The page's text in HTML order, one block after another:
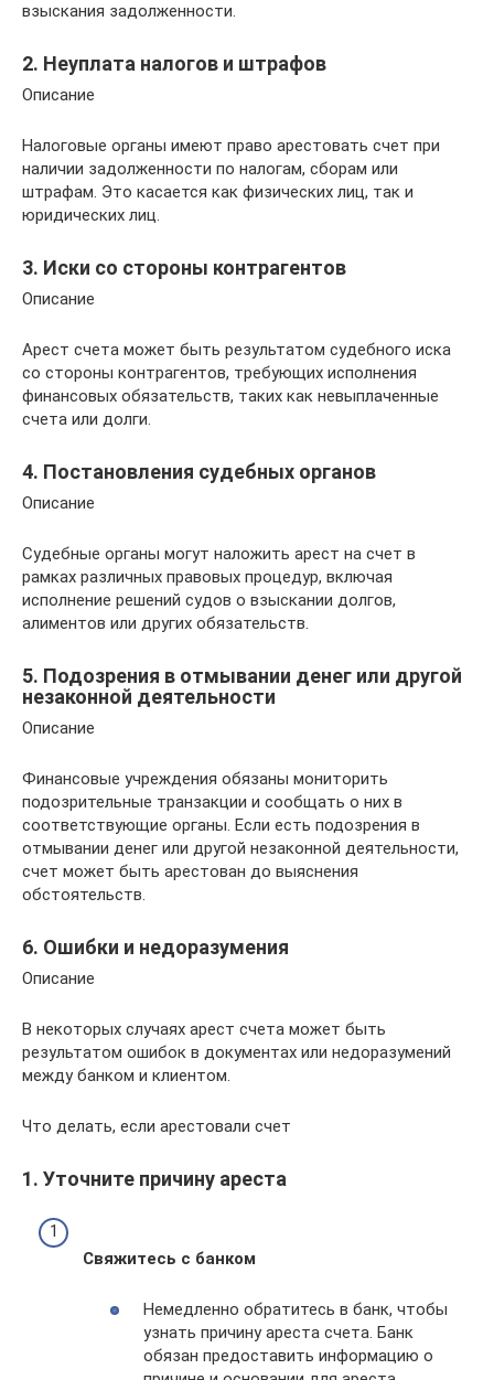
взыскания задолженности.
2. Неуплата налогов и штрафов
Описание
Налоговые органы имеют право арестовать счет при
наличии задолженности по налогам, сборам или
штрафам. Это касается как физических лиц, так и
юридических лиц.
3. Иски со стороны контрагентов
Описание
Арест счета может быть результатом судебного иска
со стороны контрагентов, требующих исполнения
финансовых обязательств, таких как невыплаченные
счета или долги.
4. Постановления судебных органов
Описание
Судебные органы могут наложить арест на счет в
рамках различных правовых процедур, включая
исполнение решений судов о взыскании долгов,
алиментов или других обязательств.
5. Подозрения в отмывании денег или другой
незаконной деятельности
Описание
Финансовые учреждения обязаны мониторить
подозрительные транзакции и сообщать о них в
соответствующие органы. Если есть подозрения в
отмывании денег или другой незаконной деятельности,
счет может быть арестован до выяснения
обстоятельств.
6. Ошибки и недоразумения
Описание
В некоторых случаях арест счета может быть
результатом ошибок в документах или недоразумений
между банком и клиентом.
Что делать, если арестовали счет
1. Уточните причину ареста
Свяжитесь с банком
Немедленно обратитесь в банк, чтобы
узнать причину ареста счета. Банк
обязан предоставить информацию о